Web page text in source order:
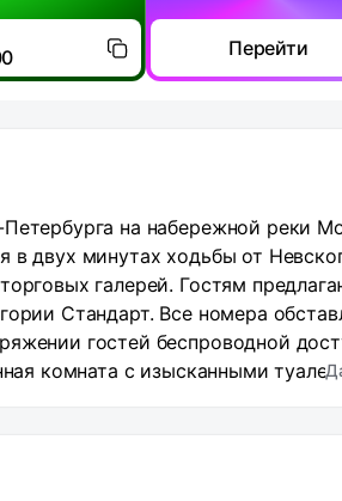
Перейти
на набережной реки
в двух минутах ходьбы от
галерей. Гостям
Стандарт. Все номера
гостей беспроводной
комната с изысканными
центр с сауной, джакузи,